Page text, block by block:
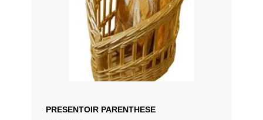
PRESENTOIR PARENTHESE
AJOUTER AU DEVIS